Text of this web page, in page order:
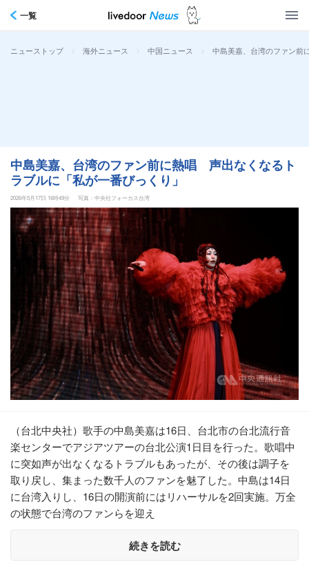
一覧
ニューストップ > 海外ニュース > 中国ニュース > 中島美嘉、台湾のファン前
中島美嘉、台湾のファン前に熱唱 声出なくなるト
ラブルに「私が一番びっくり」
2026年5月17日 16時49分 写真：中央社フォーカス台湾
（台北中央社）歌手の中島美嘉は16日、台北市の台北流行音
楽センターでアジアツアーの台北公演1日目を行った。歌唱中
に突如声が出なくなるトラブルもあったが、その後は調子を
取り戻し、集まった数千人のファンを魅了した。中島は14日
に台湾入りし、16日の開演前にはリハーサルを2回実施。万全
の状態で台湾のファンらを迎え
続きを読む